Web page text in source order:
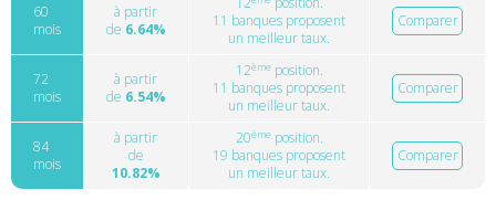
60
mois
à partir
de 6.64%
11 banques proposent
un meilleur taux.
Comparer
72
mois
à partir
de 6.54%
12èmeposition.
11 banques proposent
un meilleur taux.
Comparer
84
mois
à partir
de
10.82%
20èmeposition.
19 banques proposent
un meilleur taux.
Comparer